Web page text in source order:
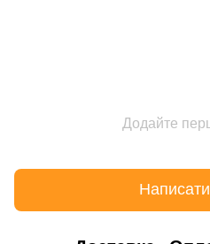
Додайте
Написати